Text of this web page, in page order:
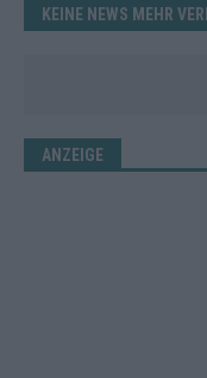
KEINE NEWS MEHR
ANZEIGE